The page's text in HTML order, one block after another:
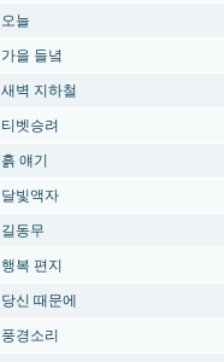
오늘
가을 들녘
새벽 지하철
티벳승려
흙 얘기
달빛액자
길동무
행복 편지
당신 때문에
풍경소리